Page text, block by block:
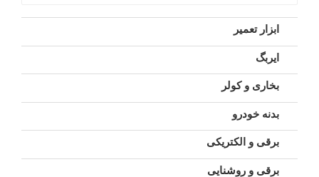
ابزار تعمیر
ایربگ
بخاری و کولر
بدنه خودرو
برقی و الکتریکی
برقی و روشنایی